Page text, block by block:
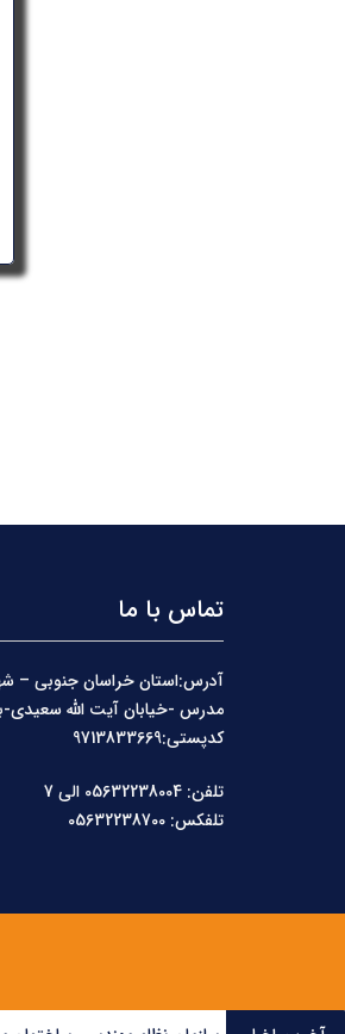
تماس با ما
آدرس:استان خراسان جنوبی –
کدپستی:9713833669
تلفن: 05632238004 الی 7
تلفکس: 05632238700